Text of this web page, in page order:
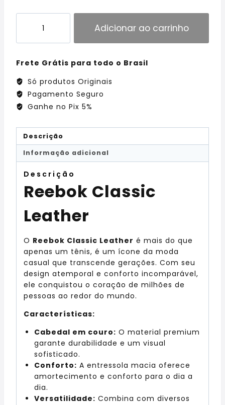
Adicionar ao carrinho
Frete Grátis para todo o Brasil
Só produtos Originais
Pagamento Seguro
Ganhe no Pix 5%
Descrição
Informação adicional
Descrição
Reebok Classic
Leather
O Reebok Classic Leather é mais do que
apenas um tênis, é um ícone da moda
casual que transcende gerações. Com seu
design atemporal e conforto incomparável,
ele conquistou o coração de milhões de
pessoas ao redor do mundo.
Características:
Cabedal em couro: O material premium
garante durabilidade e um visual
sofisticado.
Conforto: A entressola macia oferece
amortecimento e conforto para o dia a
dia.
Versatilidade: Combina com diversos